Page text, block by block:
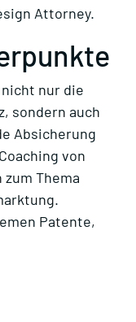
Attorney.
nur die
sondern auch
Absicherung
von
Thema
Patente,